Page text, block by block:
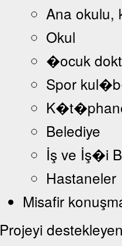
Ana okulu,
Okul
�ocuk
Spor
Belediye
İş ve İş�i
Hastaneler
Misafir
Projeyi